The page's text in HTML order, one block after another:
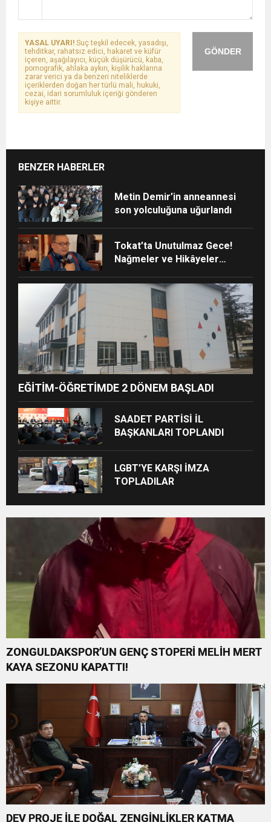
GÖNDER
YASAL UYARI! Suç teşkil edecek, yasadışı,
tehditkar, rahatsız edici, hakaret ve küfür
içeren, aşağılayıcı, küçük düşürücü, kaba,
pornografik, ahlaka aykırı, kişilik haklarına
zarar verici ya da benzeri niteliklerde
içeriklerden doğan her türlü mali, hukuki,
cezai, idari sorumluluk içeriği gönderen
kişiye aittir.
BENZER HABERLER
Metin Demir’in anneannesi
son yolculuğuna uğurlandı
Tokat’ta Unutulmaz Gece!
Nağmeler ve Hikâyeler
EĞİTİM-ÖĞRETİMDE 2 DÖNEM BAŞLADI
SAADET PARTİSİ İL
BAŞKANLARI TOPLANDI
LGBT’YE KARŞI İMZA
TOPLADILAR
ZONGULDAKSPOR’UN GENÇ STOPERİ MELİH MERT
KAYA SEZONU KAPATTI!
DEV PROJE İLE DOĞAL ZENGİNLİKLER KATMA